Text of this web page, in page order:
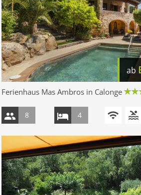
ab
Ferienhaus Mas Ambros in Calonge
8 4